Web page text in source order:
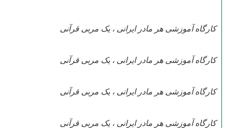
کارگاه آموزشی هر مادر ایرانی ، یک مربی قرآنی
کارگاه آموزشی هر مادر ایرانی ، یک مربی قرآنی
کارگاه آموزشی هر مادر ایرانی ، یک مربی قرآنی
کارگاه آموزشی هر مادر ایرانی ، یک مربی قرآنی